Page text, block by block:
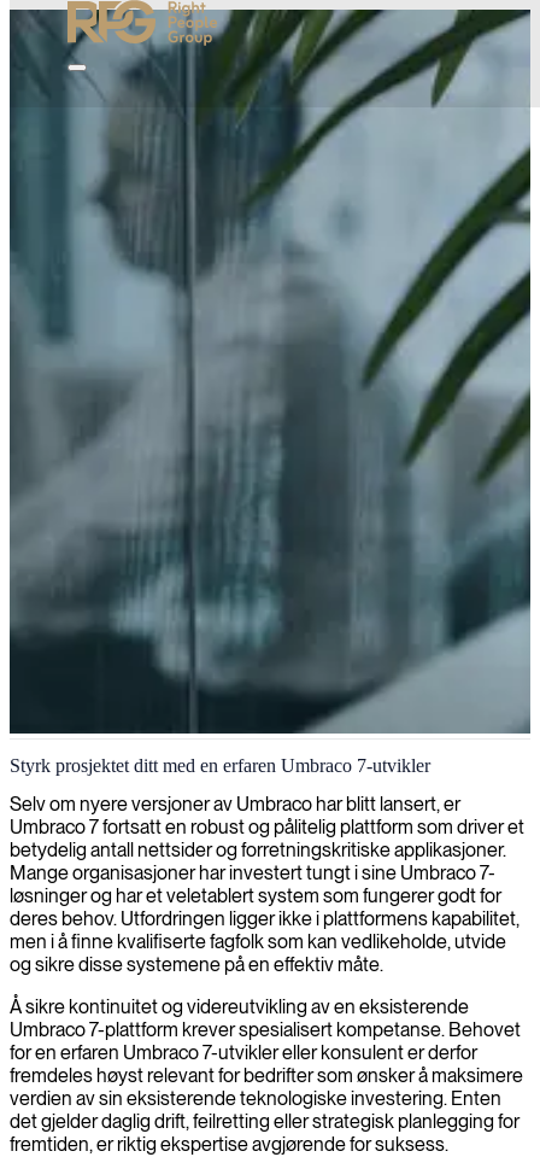
Umbraco 7-utvikling
Vi leverer Umbraco 7 utviklingsekspertise, og skaper robuste og
tilpassede innholdshåndteringsløsninger som perfekt samsvarer med
dine forretningsbehov.
Styrk prosjektet ditt med en erfaren Umbraco 7-utvikler
Selv om nyere versjoner av Umbraco har blitt lansert, er
Umbraco 7 fortsatt en robust og pålitelig plattform som driver et
betydelig antall nettsider og forretningskritiske applikasjoner.
Mange organisasjoner har investert tungt i sine Umbraco 7-
løsninger og har et veletablert system som fungerer godt for
deres behov. Utfordringen ligger ikke i plattformens kapabilitet,
men i å finne kvalifiserte fagfolk som kan vedlikeholde, utvide
og sikre disse systemene på en effektiv måte.
Å sikre kontinuitet og videreutvikling av en eksisterende
Umbraco 7-plattform krever spesialisert kompetanse. Behovet
for en erfaren Umbraco 7-utvikler eller konsulent er derfor
fremdeles høyst relevant for bedrifter som ønsker å maksimere
verdien av sin eksisterende teknologiske investering. Enten
det gjelder daglig drift, feilretting eller strategisk planlegging for
fremtiden, er riktig ekspertise avgjørende for suksess.